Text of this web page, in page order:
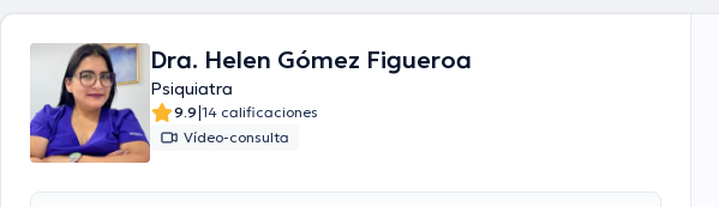
Dra. Helen Gómez Figueroa
Psiquiatra
9.9|14 calificaciones
Vídeo-consulta